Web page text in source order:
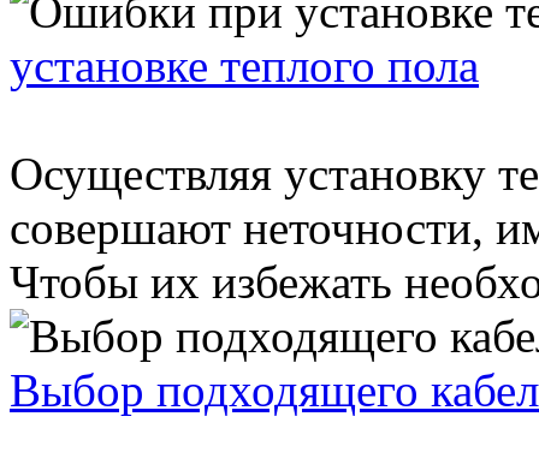
установке теплого пола
Осуществляя установку
совершают неточности,
Чтобы их избежать
Выбор подходящего